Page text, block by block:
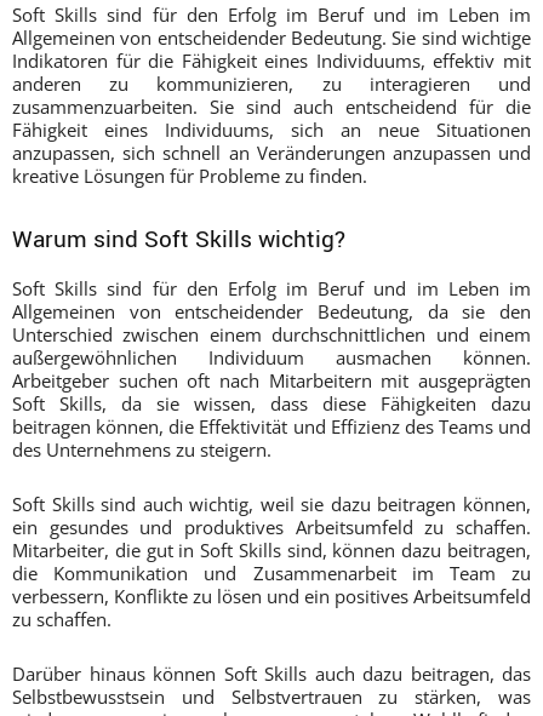
Soft Skills sind für den Erfolg im Beruf und im Leben im
Allgemeinen von entscheidender Bedeutung. Sie sind wichtige
Indikatoren für die Fähigkeit eines Individuums, effektiv mit
anderen zu kommunizieren, zu interagieren und
zusammenzuarbeiten. Sie sind auch entscheidend für die
Fähigkeit eines Individuums, sich an neue Situationen
anzupassen, sich schnell an Veränderungen anzupassen und
kreative Lösungen für Probleme zu finden.
Warum sind Soft Skills wichtig?
Soft Skills sind für den Erfolg im Beruf und im Leben im
Allgemeinen von entscheidender Bedeutung, da sie den
Unterschied zwischen einem durchschnittlichen und einem
außergewöhnlichen Individuum ausmachen können.
Arbeitgeber suchen oft nach Mitarbeitern mit ausgeprägten
Soft Skills, da sie wissen, dass diese Fähigkeiten dazu
beitragen können, die Effektivität und Effizienz des Teams und
des Unternehmens zu steigern.
Soft Skills sind auch wichtig, weil sie dazu beitragen können,
ein gesundes und produktives Arbeitsumfeld zu schaffen.
Mitarbeiter, die gut in Soft Skills sind, können dazu beitragen,
die Kommunikation und Zusammenarbeit im Team zu
verbessern, Konflikte zu lösen und ein positives Arbeitsumfeld
zu schaffen.
Darüber hinaus können Soft Skills auch dazu beitragen, das
Selbstbewusstsein und Selbstvertrauen zu stärken, was